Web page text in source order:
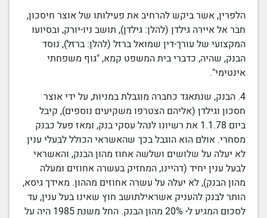
הלפרין, אשר ביקש להרחיב את פעילותו של אוצר חיסכון,
חבר אל איירה גילדן (להלן: גילדן), תושב ניו-יורק, ובסיועו
המקצועי של עורך-דין שמואל ברזל (להלן: ברזל), נוסד
הבנק, שהיה, כדבריבית המשפט קמא, "גוף משפחתי
אינטימי".
4. הבנק, שנתאגד כחברה מוגבלת במניות, על ידי אוצר
חסכון וגילדן (אליהם הצטרפו משקיעים נוספים), קיבל
ביום 1.1.78 את רשיונו לנהל עסקיבנק, ומאז פעל כבנק
מסחרי. אולם הוא הוגבל בכך שהאשראי הכולללבעלי ענין
לא יעלה על שלושים ושלשה אחוז מהוןהבנק, והאשראי
לבעל ענין יחיד (דהיינו, המחזיק בעשרה אחוזים ומעלה
מהוןהבנק), לא יעלה על עשרה אחוזים מההון. מאידך גיסא,
הותרלבנק להעניק אשראילתושב חוץ שאינובעל ענין, עד
לסכום המגיע ל- 20% מהון
הבנק. החל משנת 1985 היה על